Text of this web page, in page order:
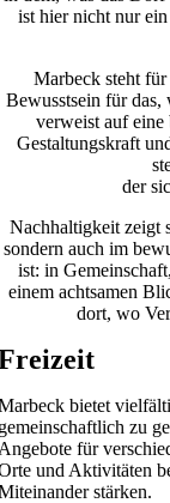
ist hier nicht nur
Marbeck steht
Bewusstsein für
verweist auf eine
Gestaltungskraft
der
Nachhaltigkeit zeigt
sondern auch im
ist: in
einem achtsamen
dort, wo
bietet
zu
für
und Aktivitäten
stärken.